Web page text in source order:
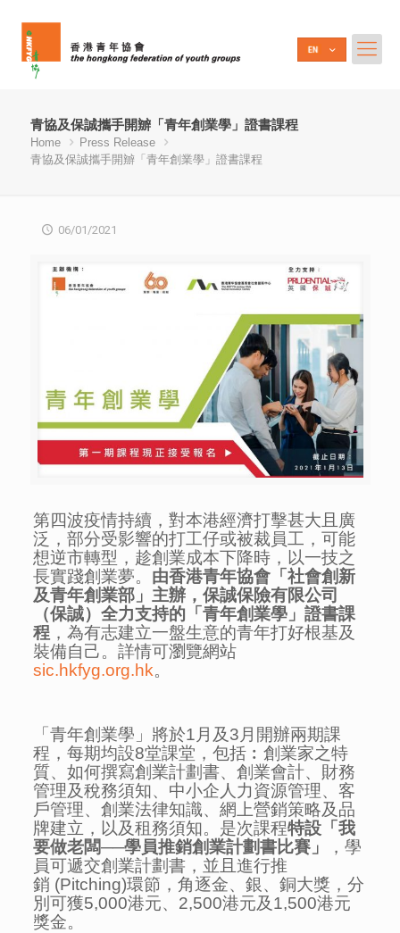
青協及保誠攜手開辧「青年創業學」證書課程
Home
Press Release
青協及保誠攜手開辧「青年創業學」證書課程
06/01/2021
第四波疫情持續，對本港經濟打擊甚大且廣
泛，部分受影響的打工仔或被裁員工，可能
想逆市轉型，趁創業成本下降時，以一技之
長實踐創業夢。 由香港青年協會「社會創新
及青年創業部」主辦，保誠保險有限公司
（保誠）全力支持的「青年創業學」證書課
程 ，為有志建立一盤生意的青年打好根基及
裝備自己。詳情可瀏覽網站
sic.hkfyg.org.hk。
「青年創業學」將於1 月及3 月開辦兩期課
程，每期均設8堂課堂，包括︰創業家之特
質、如何撰寫創業計劃書、創業會計、財務
管理及稅務須知、中小企人力資源管理、客
戶管理、創業法律知識、網上營銷策略及品
牌建立，以及租務須知。是次課程特設「我
要做老闆──學員推銷創業計劃書比賽」
，學
員可遞交創業計劃書，並且進行推
銷 (Pitching)環節，角逐金、銀、銅大獎，分
別可獲5,000港元、 2,500港元及1,500港元
獎金。